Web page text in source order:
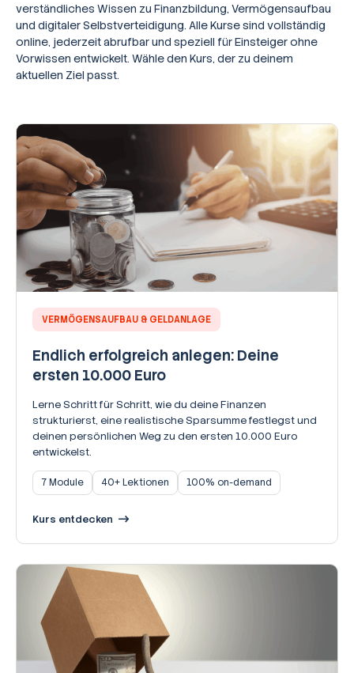
verständliches Wissen zu Finanzbildung, Vermögensaufbau
und digitaler Selbstverteidigung. Alle Kurse sind vollständig
online, jederzeit abrufbar und speziell für Einsteiger ohne
Vorwissen entwickelt. Wähle den Kurs, der zu deinem
aktuellen Ziel passt.
VERMÖGENSAUFBAU & GELDANLAGE
Endlich erfolgreich anlegen: Deine
ersten 10.000 Euro
Lerne Schritt für Schritt, wie du deine Finanzen
strukturierst, eine realistische Sparsumme festlegst und
deinen persönlichen Weg zu den ersten 10.000 Euro
entwickelst.
7 Module 40+ Lektionen 100% on-demand
Kurs entdecken